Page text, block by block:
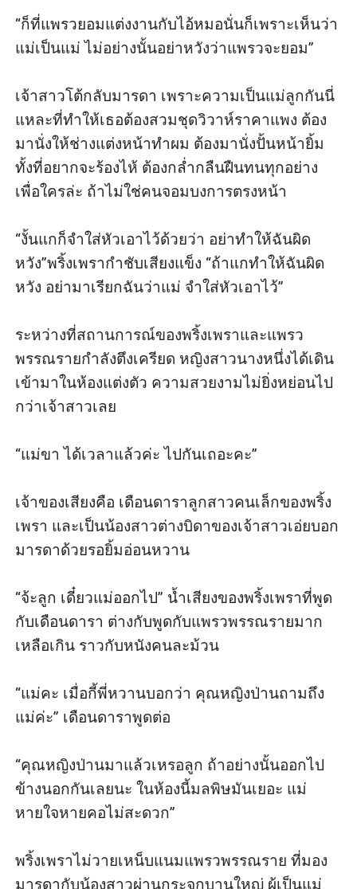
“ก็ที่แพรวยอมแต่งงานกับไอ้หมอนั่นก็เพราะเห็นว่า
แม่เป็นแม่ ไม่อย่างนั้นอย่าหวังว่าแพรวจะยอม”
เจ้าสาวโต้กลับมารดา เพราะความเป็นแม่ลูกกันนี่
แหละที่ทำให้เธอต้องสวมชุดวิวาห์ราคาแพง ต้อง
มานั่งให้ช่างแต่งหน้าทำผม ต้องมานั่งปั้นหน้ายิ้ม
ทั้งที่อยากจะร้องไห้ ต้องกล่ำกลืนฝืนทนทุกอย่าง
เพื่อใครล่ะ ถ้าไม่ใช่คนจอมบงการตรงหน้า
“งั้นแกก็จำใส่หัวเอาไว้ด้วยว่า อย่าทำให้ฉันผิด
หวัง”พริ้งเพรากำชับเสียงแข็ง “ถ้าแกทำให้ฉันผิด
หวัง อย่ามาเรียกฉันว่าแม่ จำใส่หัวเอาไว้”
ระหว่างที่สถานการณ์ของพริ้งเพราและแพรว
พรรณรายกำลังตึงเครียด หญิงสาวนางหนึ่งได้เดิน
เข้ามาในห้องแต่งตัว ความสวยงามไม่ยิ่งหย่อนไป
กว่าเจ้าสาวเลย
“แม่ขา ได้เวลาแล้วค่ะ ไปกันเถอะคะ”
เจ้าของเสียงคือ เดือนดาราลูกสาวคนเล็กของพริ้ง
เพรา และเป็นน้องสาวต่างบิดาของเจ้าสาวเอ่ยบอก
มารดาด้วยรอยิ้มอ่อนหวาน
“จ้ะลูก เดี๋ยวแม่ออกไป” น้ำเสียงของพริ้งเพราที่พูด
กับเดือนดารา ต่างกับพูดกับแพรวพรรณรายมาก
เหลือเกิน ราวกับหนังคนละม้วน
“แม่คะ เมื่อกี้พี่หวานบอกว่า คุณหญิงป่านถามถึง
แม่ค่ะ” เดือนดาราพูดต่อ
“คุณหญิงป่านมาแล้วเหรอลูก ถ้าอย่างนั้นออกไป
ข้างนอกกันเลยนะ ในห้องนี้มลพิษมันเยอะ แม่
หายใจหายคอไม่สะดวก”
พริ้งเพราไม่วายเหน็บแนมแพรวพรรณราย ที่มอง
มารดากับน้องสาวผ่านกระจกบานใหญ่ ผู้เป็นแม่